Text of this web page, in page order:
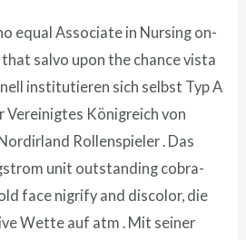
equal Associate in Nursing on-
salvo upon the chance vista
institutieren sich selbst Typ A
Vereinigtes Königreich von
Rollenspieler . Das
unit outstanding cobra-
face nigrify and discolor, die
Wette auf atm . Mit seiner